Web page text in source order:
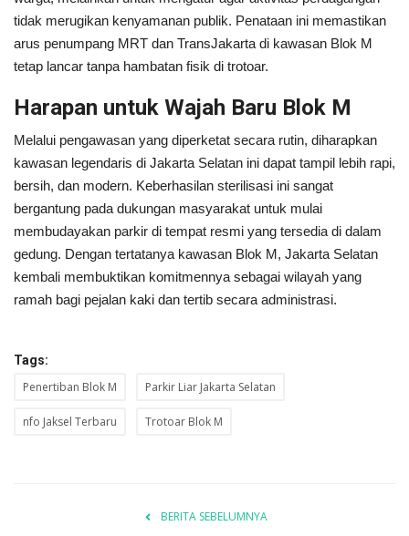
tidak merugikan kenyamanan publik. Penataan ini memastikan
arus penumpang MRT dan TransJakarta di kawasan Blok M
tetap lancar tanpa hambatan fisik di trotoar.
Harapan untuk Wajah Baru Blok M
Melalui pengawasan yang diperketat secara rutin, diharapkan
kawasan legendaris di Jakarta Selatan ini dapat tampil lebih rapi,
bersih, dan modern. Keberhasilan sterilisasi ini sangat
bergantung pada dukungan masyarakat untuk mulai
membudayakan parkir di tempat resmi yang tersedia di dalam
gedung. Dengan tertatanya kawasan Blok M, Jakarta Selatan
kembali membuktikan komitmennya sebagai wilayah yang
ramah bagi pejalan kaki dan tertib secara administrasi.
Tags:
Penertiban Blok M Parkir Liar Jakarta Selatan
nfo Jaksel Terbaru Trotoar Blok M
BERITA SEBELUMNYA